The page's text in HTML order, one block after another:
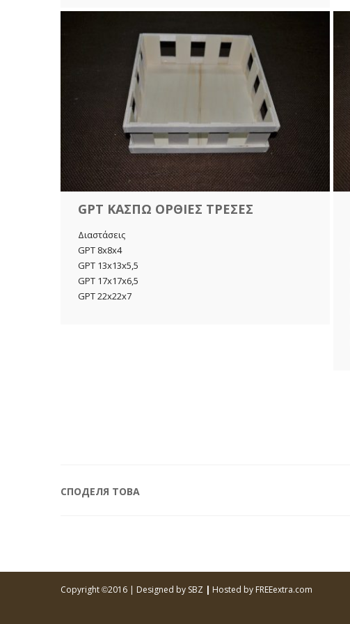
GPT ΚΑΣΠΩ ΟΡΘΙΕΣ ΤΡΕΣΕΣ
Διαστάσεις
GPT 8x8x4
GPT 13x13x5,5
GPT 17x17x6,5
GPT 22x22x7
СПОДЕЛЯ ТОВА
Copyright ©2016 | Designed by SBZ | Hosted by FREEextra.com